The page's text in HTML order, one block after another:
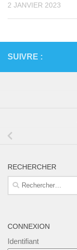
2 JANVIER 2023
SUIVRE :
RECHERCHER
Rechercher :
CONNEXION
Identifiant